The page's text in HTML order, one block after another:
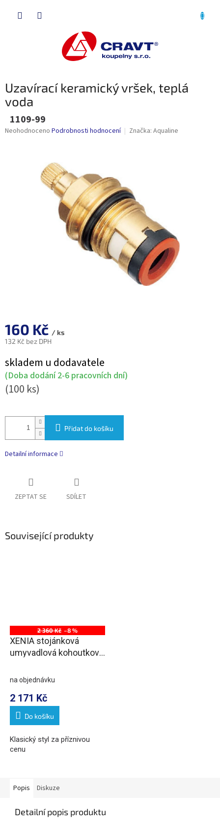
Uzavírací keramický vršek, teplá
voda
1109-99
Průměrné
Neohodnoceno Podrobnosti hodnocení Značka: Aqualine
160 Kč / ks
132 Kč bez DPH
cena:
skladem u dodavatele
(Doba dodání 2-6 pracovních dní)
(100 ks)
Přidat do košíku
Detailní informace
ZEPTAT SE SDÍLET
Související produkty
2 360 Kč –8 %
XENIA stojánková
umyvadlová kohoutková
na objednávku
2 171 Kč
Do košíku
Klasický styl za příznivou
cenu
Popis Diskuze
Detailní popis produktu